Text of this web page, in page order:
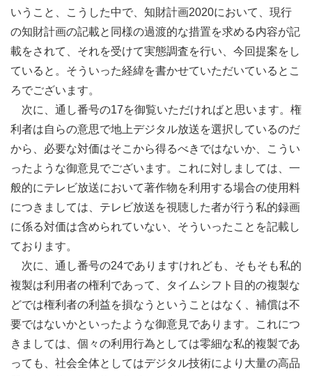
いうこと、こうした中で、知財計画2020において、現行
の知財計画の記載と同様の過渡的な措置を求める内容が記
載をされて、それを受けて実態調査を行い、今回提案をし
ていると。そういった経緯を書かせていただいているとこ
ろでございます。
次に、通し番号の17を御覧いただければと思います。権
利者は自らの意思で地上デジタル放送を選択しているのだ
から、必要な対価はそこから得るべきではないか、こうい
ったような御意見でございます。これに対しましては、一
般的にテレビ放送において著作物を利用する場合の使用料
につきましては、テレビ放送を視聴した者が行う私的録画
に係る対価は含められていない、そういったことを記載し
ております。
次に、通し番号の24でありますけれども、そもそも私的
複製は利用者の権利であって、タイムシフト目的の複製な
どでは権利者の利益を損なうということはなく、補償は不
要ではないかといったような御意見であります。これにつ
きましては、個々の利用行為としては零細な私的複製であ
っても、社会全体としてはデジタル技術により大量の高品